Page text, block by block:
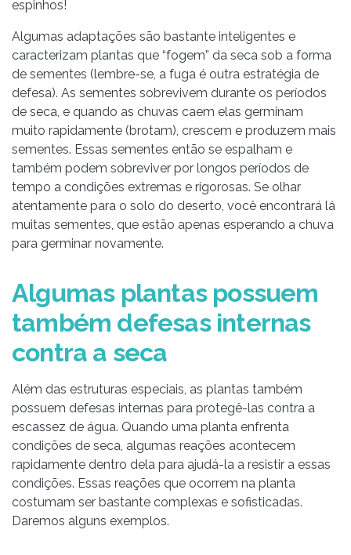
espinhos!
Algumas adaptações são bastante inteligentes e
caracterizam plantas que “fogem” da seca sob a forma
de sementes (lembre-se, a fuga é outra estratégia de
defesa). As sementes sobrevivem durante os períodos
de seca, e quando as chuvas caem elas germinam
muito rapidamente (brotam), crescem e produzem mais
sementes. Essas sementes então se espalham e
também podem sobreviver por longos períodos de
tempo a condições extremas e rigorosas. Se olhar
atentamente para o solo do deserto, você encontrará lá
muitas sementes, que estão apenas esperando a chuva
para germinar novamente.
Algumas plantas possuem
também defesas internas
contra a seca
Além das estruturas especiais, as plantas também
possuem defesas internas para protegê-las contra a
escassez de água. Quando uma planta enfrenta
condições de seca, algumas reações acontecem
rapidamente dentro dela para ajudá-la a resistir a essas
condições. Essas reações que ocorrem na planta
costumam ser bastante complexas e sofisticadas.
Daremos alguns exemplos.